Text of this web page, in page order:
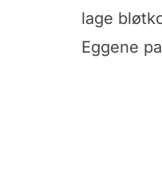
lage
Eggene